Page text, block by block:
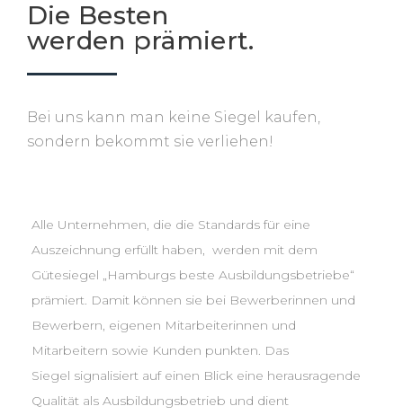
Die Besten
werden prämiert.
Bei uns kann man keine Siegel kaufen,
sondern bekommt sie verliehen!
Alle Unternehmen, die die Standards für eine
Auszeichnung erfüllt haben, werden mit dem
Gütesiegel „Hamburgs beste Ausbildungsbetriebe“
prämiert. Damit können sie bei Bewerberinnen und
Bewerbern, eigenen Mitarbeiterinnen und
Mitarbeitern sowie Kunden punkten. Das
Siegel signalisiert auf einen Blick eine herausragende
Qualität als Ausbildungsbetrieb und dient